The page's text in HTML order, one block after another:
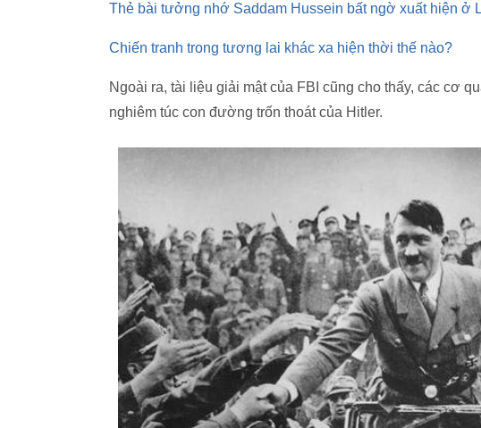
Thẻ bài tưởng nhớ Saddam Hussein bất ngờ xuất hiện ở
Chiến tranh trong tương lai khác xa hiện thời thế nào?
Ngoài ra, tài liệu giải mật của FBI cũng cho thấy, các cơ
nghiêm túc con đường trốn thoát của Hitler.